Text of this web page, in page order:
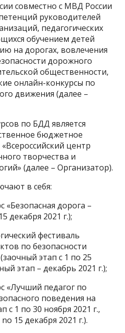
совместно с МВД России
руководителей
педагогических
обучением детей
на дорогах, вовлечения
дорожного
общественности,
онлайн-конкурсы по
движения (далее –
по БДД является
бюджетное
центр
творчества и
(далее – Организатор).
в себя:
«Безопасная дорога –
декабря 2021 г.);
фестиваль
по безопасности
этап с 1 по 25
этап – декабрь 2021 г.);
«Лучший педагог по
поведения на
с 1 по 30 ноября 2021 г.,
15 декабря 2021 г.).